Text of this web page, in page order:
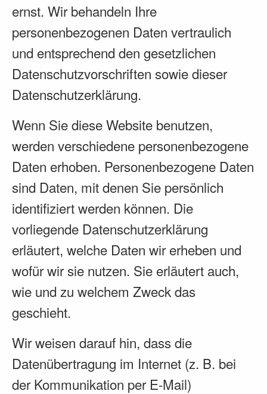
ernst. Wir behandeln Ihre
personenbezogenen Daten vertraulich
und entsprechend den gesetzlichen
Datenschutzvorschriften sowie dieser
Datenschutzerklärung.
Wenn Sie diese Website benutzen,
werden verschiedene personenbezogene
Daten erhoben. Personenbezogene Daten
sind Daten, mit denen Sie persönlich
identifiziert werden können. Die
vorliegende Datenschutzerklärung
erläutert, welche Daten wir erheben und
wofür wir sie nutzen. Sie erläutert auch,
wie und zu welchem Zweck das
geschieht.
Wir weisen darauf hin, dass die
Datenübertragung im Internet (z. B. bei
der Kommunikation per E-Mail)